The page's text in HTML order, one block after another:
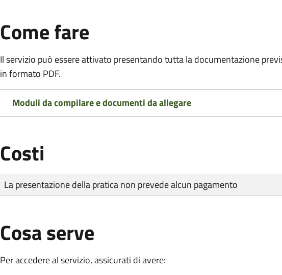
Come fare
Il servizio può essere attivato presentando tutta la documentazione
in formato PDF.
Moduli da compilare e documenti da allegare
Costi
Tipo di pagamento
Importo
La presentazione della pratica non prevede alcun pagamento
Cosa serve
Per accedere al servizio, assicurati di avere: